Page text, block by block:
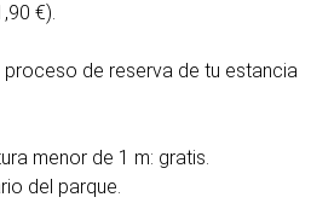
€).
de reserva de tu estancia
menor de 1 m: gratis.
del parque.